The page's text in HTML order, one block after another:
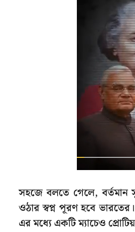
সহজে বলতে গেলে, বর্তমান
ওঠার স্বপ্ন পূরণ হবে
এর মধ্যে একটি ম্যাচেও